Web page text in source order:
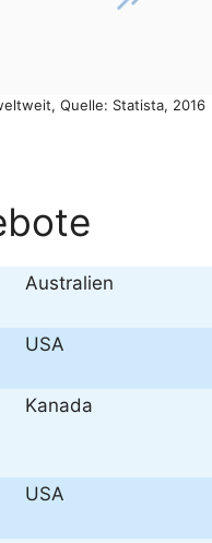
Quelle: Statista, 2016
Australien
USA
Kanada
USA